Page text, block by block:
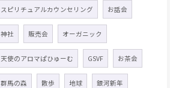
スピリチュアルカウンセリング お話会
神社 販売会 オーガニック
天使のアロマぱひゅーむ GSVF お茶会
群馬の森 散歩 地球 銀河新年